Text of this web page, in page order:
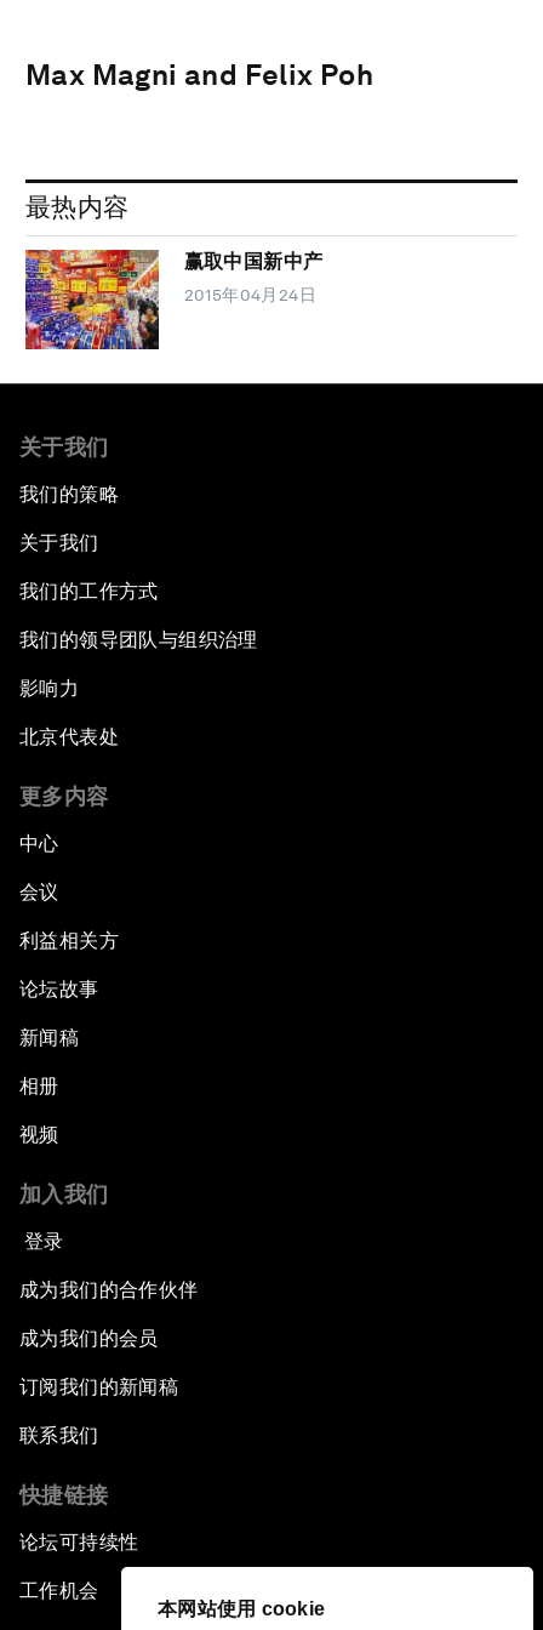
本网站使用 cookie
Max Magni and Felix Poh
最热内容
赢取中国新中产
2015年04月24日
关于我们
我们的策略
关于我们
我们的工作方式
我们的领导团队与组织治理
影响力
北京代表处
更多内容
中心
会议
利益相关方
论坛故事
新闻稿
相册
视频
加入我们
登录
成为我们的合作伙伴
成为我们的会员
订阅我们的新闻稿
联系我们
快捷链接
论坛可持续性
工作机会